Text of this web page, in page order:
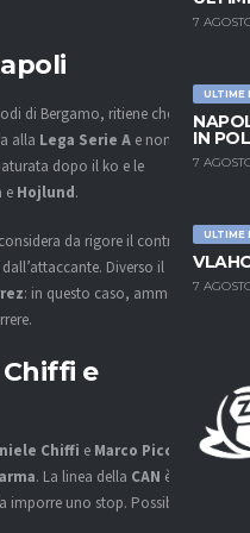
7
ULTIME
IN
7
ULTIME
7
di Bergamo, ritiene che la
alla Lega Serie A e non alla
dopo il ko e le
e Hojlund.
da rigore il contrasto
Diverso il
: in questo caso, ammette
e
Chiffi e Marco Piccinini,
. La linea della CAN è
uno stop. Possibile